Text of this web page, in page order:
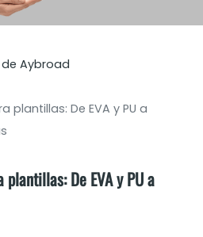
Aybroad
plantillas: De EVA y PU a
De EVA y PU a